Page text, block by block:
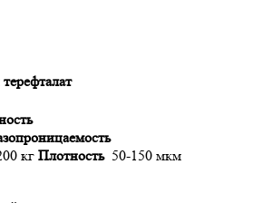
кг Плотность 50-150 мкм